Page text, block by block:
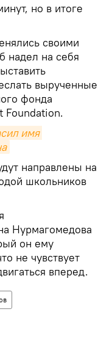
но в итоге
своими
надел на себя
вырученные
фонда
Foundation.
имя
направлены на
школьников
Нурмагомедова
он ему
не чувствует
вперед.